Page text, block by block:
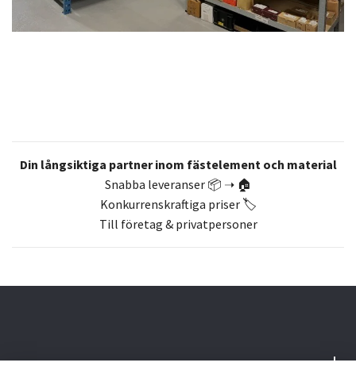
Din långsiktiga partner inom fästelement och material
Snabba leveranser 📦 ➝ 🏠
Konkurrenskraftiga priser 🏷️
Till företag & privatpersoner
Om oss